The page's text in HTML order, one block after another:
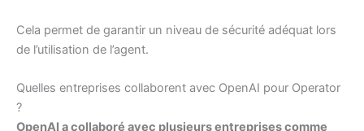
Cela permet de garantir un niveau de sécurité adéquat lors
de l’utilisation de l’agent.
Quelles entreprises collaborent avec OpenAI pour Operator
?
OpenAI a collaboré avec plusieurs entreprises comme